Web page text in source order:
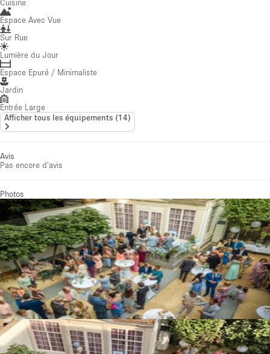
Cuisine
Espace Avec Vue
Sur Rue
Lumière du Jour
Espace Epuré / Minimaliste
Jardin
Entrée Large
Afficher tous les équipements (14)
Avis
Pas encore d'avis
Photos